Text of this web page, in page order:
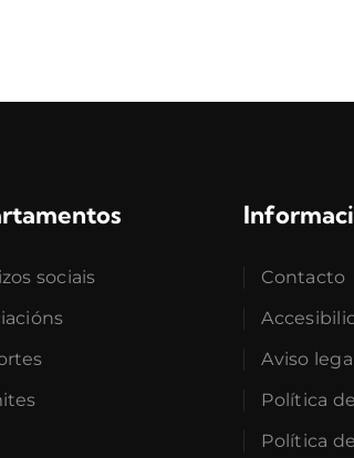
sociais
Contacto
Aviso
Política
Política